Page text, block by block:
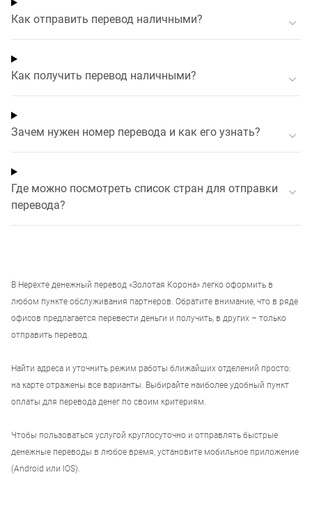
Как отправить перевод наличными?
Как получить перевод наличными?
Зачем нужен номер перевода и как его узнать?
Где можно посмотреть список стран для отправки
перевода?
В Нерехте денежный перевод «Золотая Корона» легко оформить в
любом пункте обслуживания партнеров. Обратите внимание, что в ряде
офисов предлагается перевести деньги и получить, в других – только
отправить перевод.
Найти адреса и уточнить режим работы ближайших отделений просто:
на карте отражены все варианты. Выбирайте наиболее удобный пункт
оплаты для перевода денег по своим критериям.
Чтобы пользоваться услугой круглосуточно и отправлять быстрые
денежные переводы в любое время, установите мобильное приложение
(Android или IOS).